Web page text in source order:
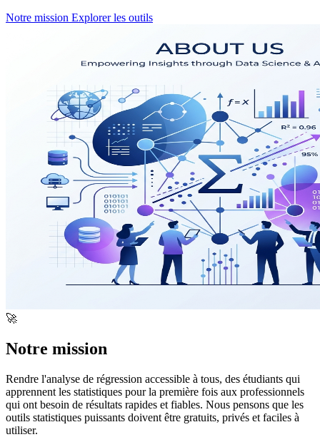
Notre mission Explorer les outils
🚀
Notre mission
Rendre l'analyse de régression accessible à tous, des étudiants qui
apprennent les statistiques pour la première fois aux professionnels
qui ont besoin de résultats rapides et fiables. Nous pensons que les
outils statistiques puissants doivent être gratuits, privés et faciles à
utiliser.